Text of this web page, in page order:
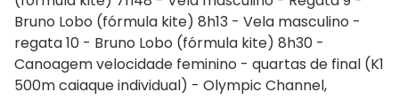
Bruno Lobo (fórmula kite) 8h13 - Vela masculino -
regata 10 - Bruno Lobo (fórmula kite) 8h30 -
Canoagem velocidade feminino - quartas de final (K1
500m caiaque individual) - Olympic Channel,